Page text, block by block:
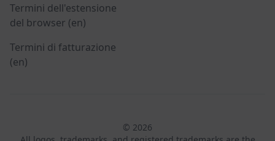
Termini dell'estensione
del browser (en)
Termini di fatturazione
(en)
© 2026